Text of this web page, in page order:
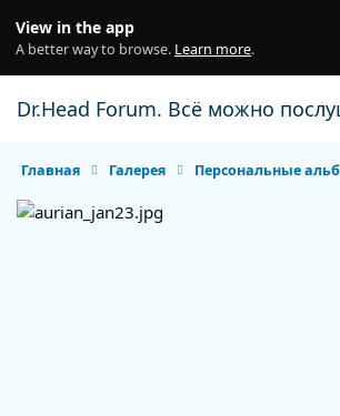
View in the app
A better way to browse. Learn more.
Dr.Head Forum. Всё можно
Главная Галерея Персональные